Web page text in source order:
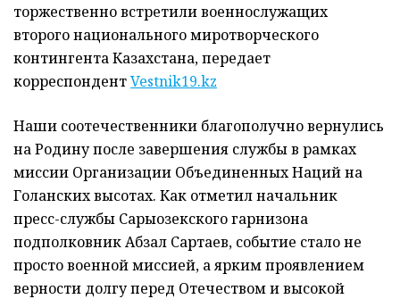
торжественно встретили военнослужащих
второго национального миротворческого
контингента Казахстана, передает
корреспондентVestnik19.kz
Наши соотечественники благополучно вернулись
на Родину после завершения службы в рамках
миссии Организации Объединенных Наций на
Голанских высотах. Как отметил начальник
пресс-службы Сарыозекского гарнизона
подполковник Абзал Сартаев, событие стало не
просто военной миссией, а ярким проявлением
верности долгу перед Отечеством и высокой